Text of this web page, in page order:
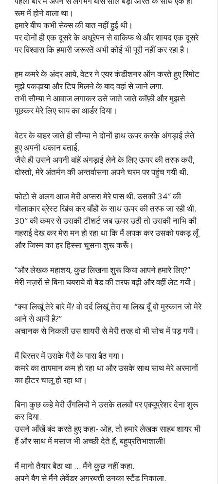
रूम में होने वाला था।
हमारे बीच कभी सेक्स की बात नहीं हुई थी।
पर दोनों ही एक दूसरे के अधूरेपन से वाकिफ थे और शायद एक दूसरे
पर विश्वास कि हमारी जरूरतें अभी कोई भी पूरी नहीं कर रहा है।
हम कमरे के अंदर आये, वेटर ने एयर कंडीशनर ऑन करते हुए रिमोट
मुझे पकड़ाया और टिप मिलने के बाद वहां से जाने लगा.
तभी सौम्या ने आवाज लगाकर उसे जाते जाते कॉफ़ी और मुझसे
पूछकर मेरे लिए चाय का आर्डर दिया।
वेटर के बाहर जाते ही सौम्या ने दोनों हाथ ऊपर करके अंगड़ाई लेते
हुए अपनी थकान बताई.
जैसे ही उसने अपनी बांहें अंगड़ाई लेने के लिए ऊपर की तरफ करी,
दोस्तो, मेरे अंतर्मन की अन्तर्वासना अपने चरम पर पहुंच गयी थी.
फोटो से अलग आज मेरी अप्सरा मेरे पास थी. उसकी 34″ की
गोलाकार ब्रेस्ट खिंच कर बाँहों के साथ ऊपर की तरफ जा रही थी.
30″ की कमर से उसकी टीशर्ट जब ऊपर उठी तो उसकी नाभि की
गहराई देख कर मेरा मन हो रहा था कि मैं लपक कर उसको पकड़ लूँ
और जिस्म का हर हिस्सा चूसना शुरू करूँ।
“और लेखक महाशय, कुछ लिखना शुरू किया आपने हमारे लिए?”
मेरी नज़रों से बिना घबराये वो बेड की तरफ बढ़ी और वहीं लेट गयी।
“क्या लिखूं तेरे बारे में? वो दर्द लिखूं तेरा या लिख दूँ वो मुस्कान जो मेरे
आने से आयी है?”
अचानक से निकली उस शायरी से मेरी तरह वो भी सोच में पड़ गयी।
मैं बिस्तर में उसके पैरों के पास बैठ गया।
कमरे का तापमान कम हो रहा था और उसके साथ साथ मेरे अरमानों
का हीटर चालू हो रहा था।
बिना कुछ कहे मेरी उँगलियों ने उसके तलवों पर एक्यूप्रेशर देना शुरू
कर दिया.
उसने आँखें बंद करते हुए कहा- ओह, तो हमारे लेखक साहब शायर भी
हैं और साथ में मसाज भी अच्छी देते हैं, बहुप्रतिभाशाली!
मैं मानो तैयार बैठा था … मैंने कुछ नहीं कहा.
अपने बैग से मैंने लेवेंडर अगरबत्ती उनका स्टैंड निकाला.